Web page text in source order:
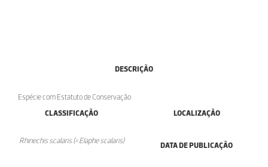
DESCRIÇÃO
Espécie com Estatuto de Conservação
CLASSIFICAÇÃO
Rhinechis scalaris (= Elaphe scalaris)
LOCALIZAÇÃO
DATA DE PUBLICAÇÃO